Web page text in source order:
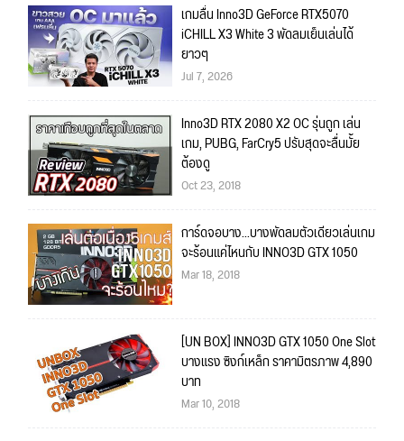
เกมลื่น Inno3D GeForce RTX5070
iCHILL X3 White 3 พัดลมเย็นเล่นได้
ยาวๆ
Jul 7, 2026
Inno3D RTX 2080 X2 OC รุ่นถูก เล่น
เกม, PUBG, FarCry5 ปรับสุดจะลื่นมั้ย
ต้องดู
Oct 23, 2018
การ์ดจอบาง...บางพัดลมตัวเดียวเล่นเกม
จะร้อนแค่ไหนกับ INNO3D GTX 1050
Mar 18, 2018
[UN BOX] INNO3D GTX 1050 One Slot
บางแรง ซิงก์เหล็ก ราคามิตรภาพ 4,890
บาท
Mar 10, 2018